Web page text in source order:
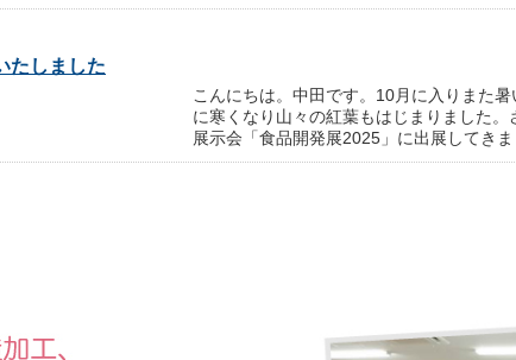
たしました
こんにちは。中田です。10月に入りまた
に寒くなり山々の紅葉もはじまりました
展示会「食品開発展2025」に出展してきま